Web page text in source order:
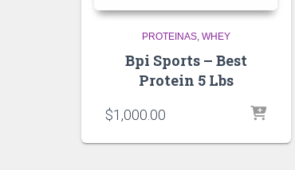
PROTEINAS WHEY
Bpi Sports – Best
Protein 5 Lbs
$1,000.00